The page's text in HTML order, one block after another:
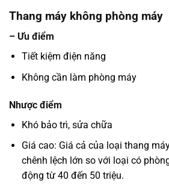
Thang máy không phòng máy
– Ưu điểm
Tiết kiệm điện năng
Không cần làm phòng máy
Nhược điểm
Khó bảo trì, sửa chữa
Giá cao: Giá cả của loại thang
chênh lệch lớn so với loại có
động từ 40 đến 50 triệu.